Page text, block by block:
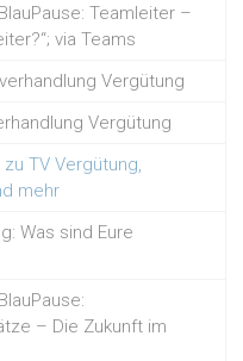
Teamleiter –
via Teams
Vergütung
Vergütung
TV Vergütung,
mehr
Was sind Eure
– Die Zukunft im